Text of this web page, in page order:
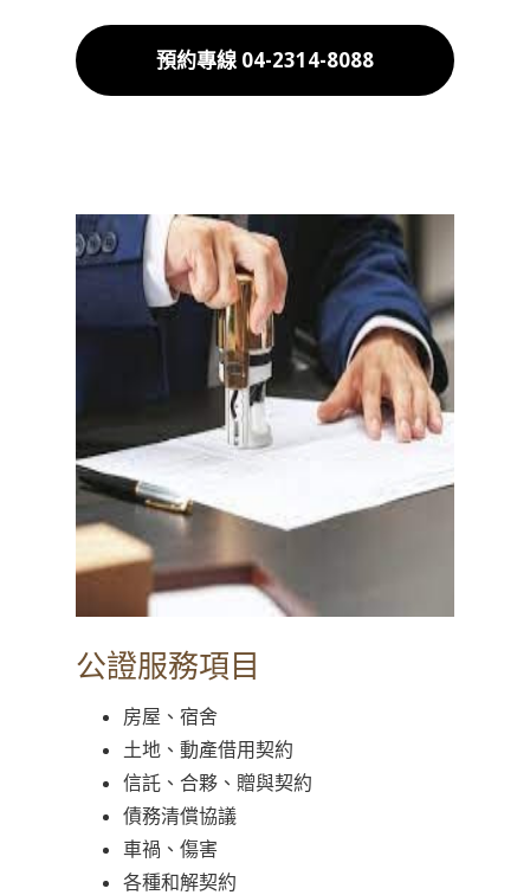
預約專線 04-2314-8088
房屋、宿舍
土地、動產借用契約
信託、合夥、贈與契約
債務清償協議
車禍、傷害
各種和解契約
公證服務項目